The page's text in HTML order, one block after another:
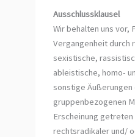
Ausschlussklausel
Wir behalten uns vor,
Vergangenheit durch
sexistische,
ableistische, homo-
sonstige Äußerungen
gruppenbezogenen
Erscheinung
rechtsradikaler und/